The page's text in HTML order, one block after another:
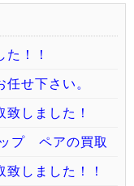
！！
せ下さい。
しました！
プ ペアの買取
しました！！